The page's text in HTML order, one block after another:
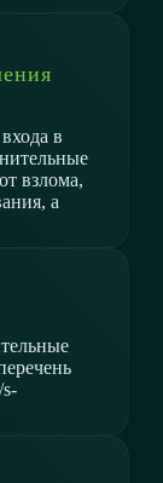
в
взлома,
а